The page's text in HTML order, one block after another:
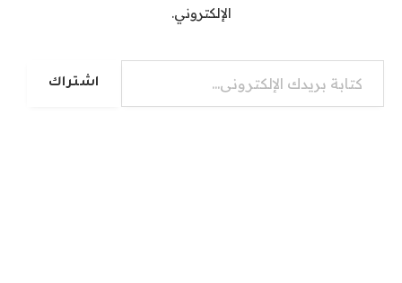
الإلكتروني.
كتابة بريدك الإلكتروني...
اشتراك